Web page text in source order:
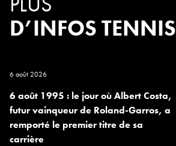
D’INFOS TENNIS
6 août 2026
6 août 1995 : le jour où Albert Costa,
futur vainqueur de Roland-Garros, a
remporté le premier titre de sa
carrière